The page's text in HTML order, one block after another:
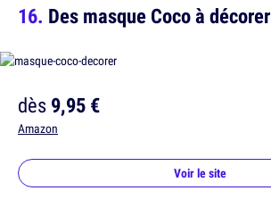
Des masque Coco à décorer
dès9,95 €
Amazon
Voir le site